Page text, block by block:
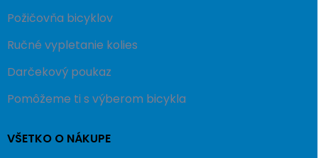
Požičovňa bicyklov
Ručné vypletanie kolies
Darčekový poukaz
Pomôžeme ti s výberom bicykla
VŠETKO O NÁKUPE